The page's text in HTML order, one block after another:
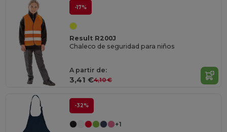
-17%
Result R200J
Chaleco de seguridad para niños
A partir de:
3,41 €4,10 €
-32%
+1